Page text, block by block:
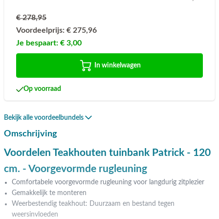
€ 278,95
Voordeelprijs: € 275,96
Je bespaart: € 3,00
In winkelwagen
Op voorraad
Bekijk alle voordeelbundels
Omschrijving
Voordelen Teakhouten tuinbank Patrick - 120
cm. - Voorgevormde rugleuning
Comfortabele voorgevormde rugleuning voor langdurig zitplezier
Gemakkelijk te monteren
Weerbestendig teakhout: Duurzaam en bestand tegen
weersinvloeden